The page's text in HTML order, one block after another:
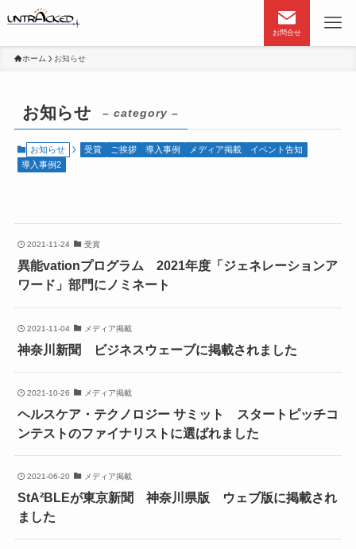
お問合せ
ホーム お知らせ
お知らせ – category –
お知らせ 受賞 ご挨拶 導入事例 メディア掲載
イベント告知
導入事例2
2021-11-24 受賞
異能vationプログラム 2021年度「ジェネレーションア
ワード」部門にノミネート
2021-11-04 メディア掲載
神奈川新聞 ビジネスウェーブに掲載されました
2021-10-26 メディア掲載
ヘルスケア・テクノロジー サミット スタートピッチコ
ンテストのファイナリストに選ばれました
2021-06-20 メディア掲載
StA²BLEが東京新聞 神奈川県版 ウェブ版に掲載され
ました